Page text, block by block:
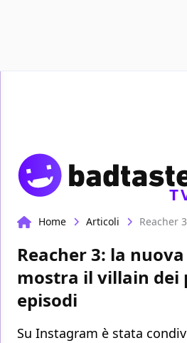
Home Articoli
Reacher 3: la
mostra il villain dei
episodi
Su Instagram è stata